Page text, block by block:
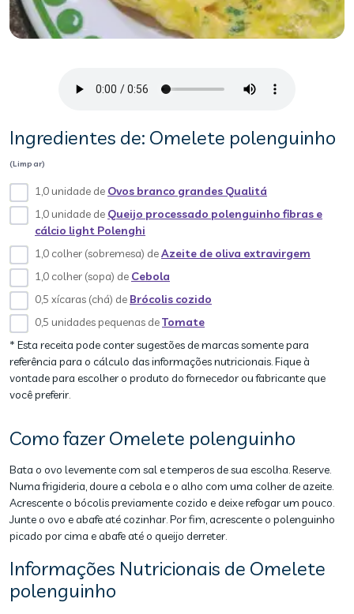
Ingredientes de: Omelete polenguinho
(Limpar)
1,0 unidade de Ovos branco grandes Qualitá
1,0 unidade de Queijo processado polenguinho fibras e
cálcio light Polenghi
1,0 colher (sobremesa) deAzeite de oliva extravirgem
1,0 colher (sopa) de Cebola
0,5 xícaras (chá) de Brócolis cozido
0,5 unidades pequenas deTomate
* Esta receita pode conter sugestões de marcas somente para
referência para o cálculo das informações nutricionais. Fique à
vontade para escolher o produto do fornecedor ou fabricante que
você preferir.
Como fazer Omelete polenguinho
Bata o ovo levemente com sal e temperos de sua escolha. Reserve.
Numa frigideria, doure a cebola e o alho com uma colher de azeite.
Acrescente o bócolis previamente cozido e deixe refogar um pouco.
Junte o ovo e abafe até cozinhar. Por fim, acrescente o polenguinho
picado por cima e abafe até o queijo derreter.
Informações Nutricionais de Omelete
polenguinho